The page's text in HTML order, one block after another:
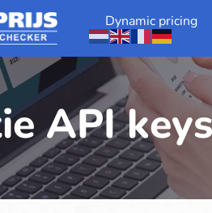
Dynamic pricing
API